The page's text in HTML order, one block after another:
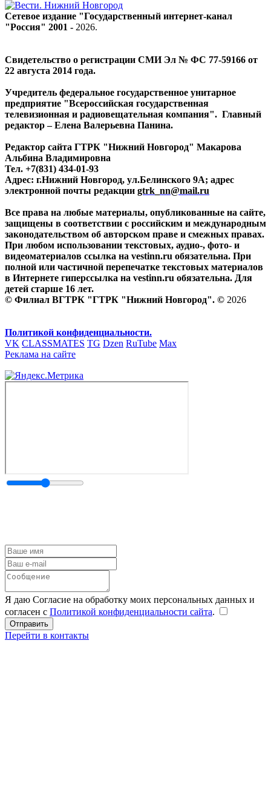
Сетевое издание "Государственный интернет-канал
"Россия" 2001 - 2026.
Свидетельство о регистрации СМИ Эл № ФС 77-59166 от
22 августа 2014 года.
Учредитель федеральное государственное унитарное
предприятие "Всероссийская государственная
телевизионная и радиовещательная компания". Главный
редактор – Елена Валерьевна Панина.
Редактор сайта ГТРК "Нижний Новгород" Макарова
Альбина Владимировна
Тел. +7(831) 434-01-93
Адрес: г.Нижний Новгород, ул.Белинского 9А; адрес
электронной почты редакции gtrk_nn@mail.ru
Все права на любые материалы, опубликованные на сайте,
защищены в соответствии с российским и международным
законодательством об авторском праве и смежных правах.
При любом использовании текстовых, аудио-, фото- и
видеоматериалов ссылка на vestinn.ru обязательна. При
полной или частичной перепечатке текстовых материалов
в Интернете гиперссылка на vestinn.ru обязательна. Для
детей старше 16 лет.
© Филиал ВГТРК "ГТРК "Нижний Новгород". © 2026
Политикой конфиденциальности.
VK CLASSMATES TG Dzen RuTube Max
Реклама на сайте
Я даю Согласие на обработку моих персональных данных и
согласен с Политикой конфиденциальности сайта.
Перейти в контакты